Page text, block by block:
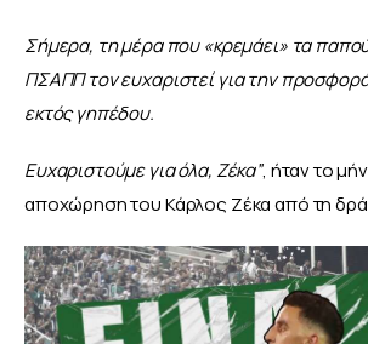
Σήμερα, τη μέρα που «κρεμάει» τα
ΠΣΑΠΠ τον ευχαριστεί για την
εκτός γηπέδου.
Ευχαριστούμε για όλα, Ζέκα”, ήταν το
αποχώρηση του Κάρλος Ζέκα από τη